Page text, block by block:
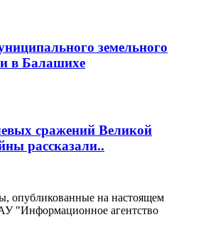
земельного
в Балашихе
сражений Великой
рассказали..
опубликованные на настоящем
"Информационное агентство